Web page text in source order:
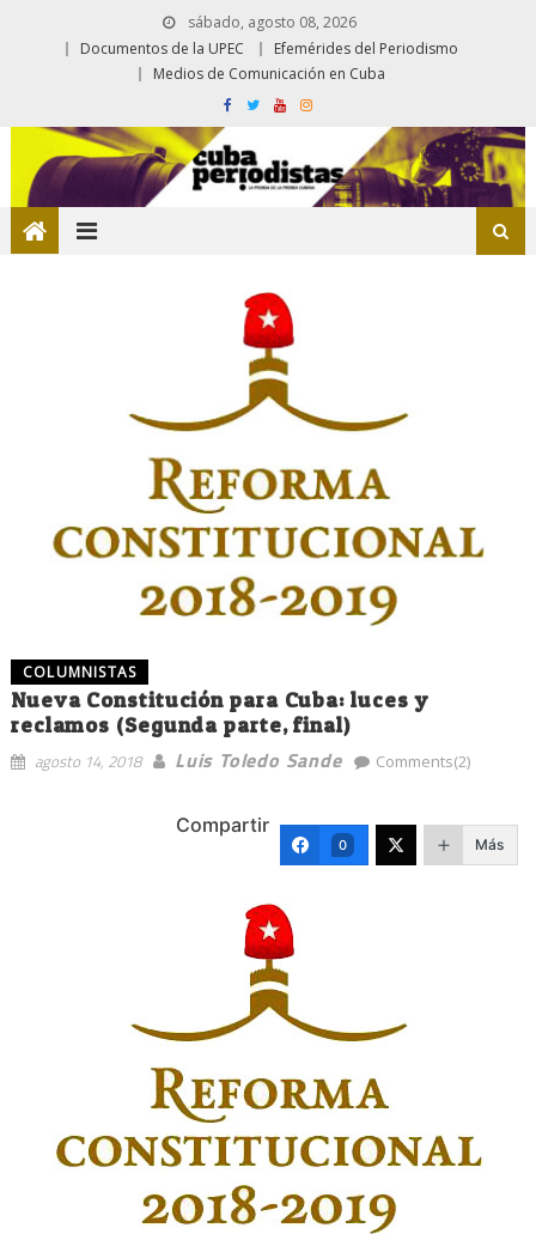
sábado, agosto 08, 2026
Documentos de la UPEC
Efemérides del Periodismo
Medios de Comunicación en Cuba
COLUMNISTAS
Nueva Constitución para Cuba: luces y
reclamos (Segunda parte, final)
agosto 14, 2018 Luis Toledo Sande Comments(2)
Compartir
0 Más